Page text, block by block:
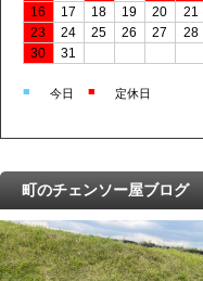
16
17 18 19 20 21
23
24 25 26 27 28
30
31
■ 今日 ■ 定休日
町のチェンソー屋ブログ